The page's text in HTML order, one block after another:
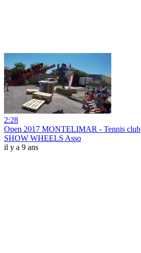
2:28
Open 2017 MONTELIMAR - Tennis club
SHOW WHEELS Asso
il y a 9 ans